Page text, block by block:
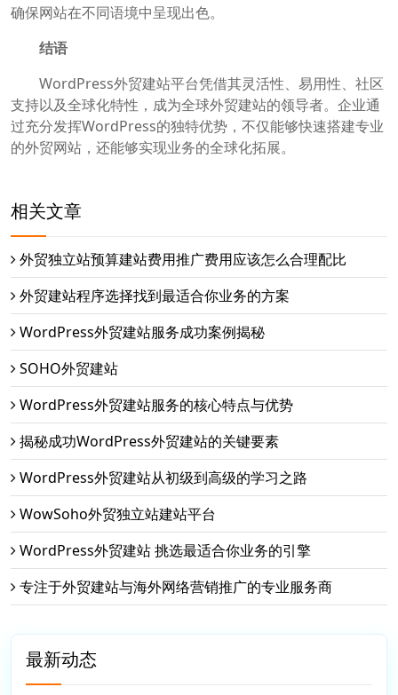
确保网站在不同语境中呈现出色。
结语
WordPress外贸建站平台凭借其灵活性、易用性、社区
支持以及全球化特性，成为全球外贸建站的领导者。企业通
过充分发挥WordPress的独特优势，不仅能够快速搭建专业
的外贸网站，还能够实现业务的全球化拓展。
相关文章
外贸独立站预算建站费用推广费用应该怎么合理配比
外贸建站程序选择找到最适合你业务的方案
WordPress外贸建站服务成功案例揭秘
SOHO外贸建站
WordPress外贸建站服务的核心特点与优势
揭秘成功WordPress外贸建站的关键要素
WordPress外贸建站从初级到高级的学习之路
WowSoho外贸独立站建站平台
WordPress外贸建站 挑选最适合你业务的引擎
专注于外贸建站与海外网络营销推广的专业服务商
最新动态